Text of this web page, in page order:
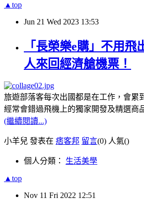
▲top
Jun 21 Wed 2023 13:53
「長榮樂e購」不用
人來回經濟艙機票！
旅遊部落客每次出國都是在工作，會累
經常會錯過飛機上的獨家開發及精選商
(繼續閱讀...)
小羊兒 發表在 痞客邦 留言(0) 人氣()
個人分類： 生活美學
▲top
Nov 11 Fri 2022 12:51